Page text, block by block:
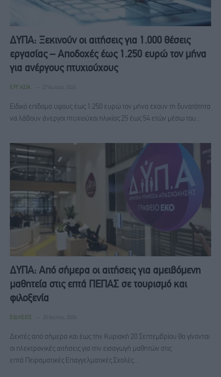
ΔΥΠΑ: Ξεκινούν οι αιτήσεις για 1.000 θέσεις
εργασίας – Αποδοχές έως 1.250 ευρώ τον μήνα
για ανέργους πτυχιούχους
ΕΡΓΑΣΊΑ 27 Ιουλίου, 2026
Eιδικό επίδομα ύψους έως 1.250 ευρώ τον μήνα έχουν τη δυνατότητα
να λάβουν άνεργοι πτυχιούχοι ηλικίας 25 έως 54 ετών μέσω του…
ΔΥΠΑ: Από σήμερα οι αιτήσεις για αμειβόμενη
μαθητεία στις επτά ΠΕΠΑΣ σε τουρισμό και
φιλοξενία
ΕΙΔΉΣΕΙΣ 20 Ιουλίου, 2026
Δεκτές από σήμερα και έως την Κυριακή 20 Σεπτεμβρίου θα γίνονται
οι ηλεκτρονικές αιτήσεις για την εισαγωγή μαθητών στις
επτά Πειραματικές Επαγγελματικές Σχολές…